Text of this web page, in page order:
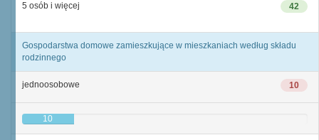
42
5 osób i więcej
Gospodarstwa domowe zamieszkujące w mieszkaniach według składu
rodzinnego
10
jednoosobowe
10